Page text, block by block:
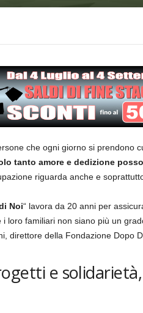
che ogni giorno si prendono
tanto amore e dedizione
riguarda anche e
Noi“ lavora da 20 anni per
loro familiari non siano più un
direttore della Fondazione Dopo
e